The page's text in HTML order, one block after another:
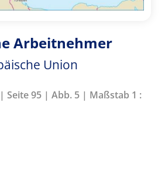
Arbeitnehmer
Union
Seite 95 | Abb. 5 | Maßstab 1 :